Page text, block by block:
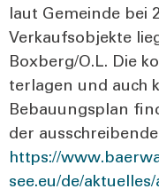
laut Gemein­de bei
Ver­kaufs­ob­jek­te
Boxberg/O.L. Die
ter­la­gen und auch
Bebau­ungs­plan
der
https://
see.eu/de/